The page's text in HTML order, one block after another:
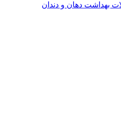
بهداشت دهان و دندان